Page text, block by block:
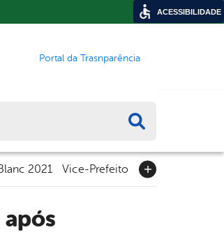
Portal da Trasnparência
2021 Vice-Prefeito
ACESSIBILIDADE